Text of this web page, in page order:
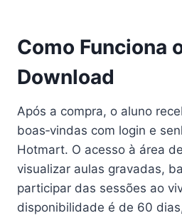
Como Funciona
Download
Após a compra, o aluno
boas‑vindas com login e
Hotmart. O acesso à área
visualizar aulas gravadas,
participar das sessões ao
disponibilidade é de 60